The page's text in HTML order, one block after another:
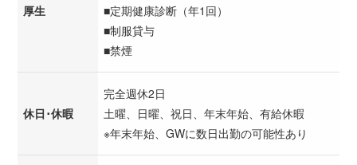
厚生
■定期健康診断（年1回）
■制服貸与
■禁煙
休日･休暇
完全週休2日
土曜、日曜、祝日、年末年始、有給休暇
※年末年始、GWに数日出勤の可能性あり